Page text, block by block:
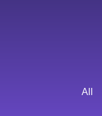
All